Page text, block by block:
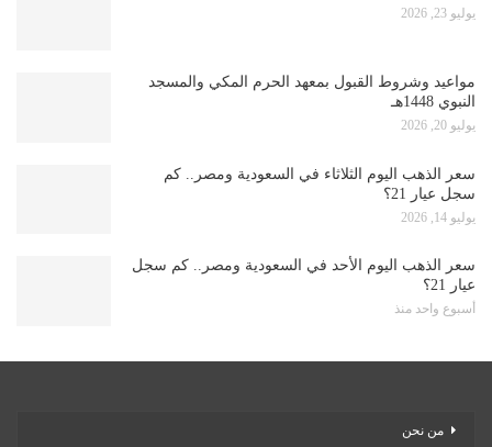
يوليو 23, 2026
مواعيد وشروط القبول بمعهد الحرم المكي والمسجد
النبوي 1448هـ
يوليو 20, 2026
سعر الذهب اليوم الثلاثاء في السعودية ومصر.. كم
سجل عيار 21؟
يوليو 14, 2026
سعر الذهب اليوم الأحد في السعودية ومصر.. كم سجل
عيار 21؟
أسبوع واحد منذ
من نحن